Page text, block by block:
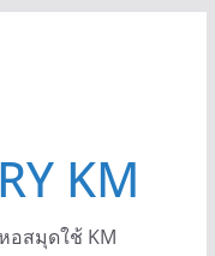
KM
อสมุดใช้ KM